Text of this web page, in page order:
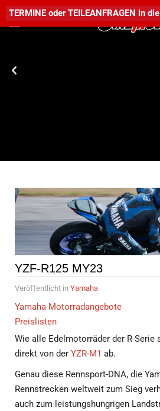
YZF-R125 MY23
Veröffentlicht in Yamaha
Yamaha Motorradangebote
Preislisten
Wie alle Edelmotorräder der R-Serie
direkt von der YZR-M1 ab.
Genau diese Rennsport-DNA, die
Rennstrecken weltweit zum Sieg
auch zum leistungshungrigen
TERMINE oderTEILEANFRAGEN in die